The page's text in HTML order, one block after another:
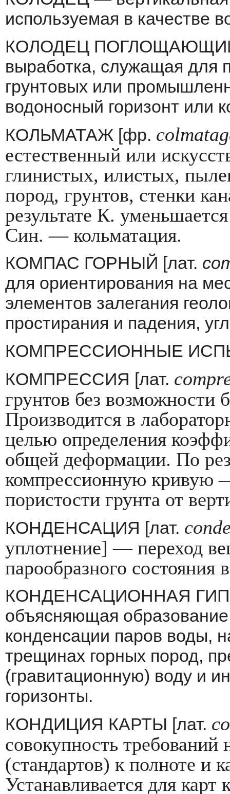
используемая в каче­стве
КОЛОДЕЦ ПОГЛОЩАЮЩИЙ
выработка, служащая для
грунтовых или
водоносный горизонт или
КОЛЬМАТАЖ [фр.
естественный или
глинистых, илистых,
пород, грунтов, стенки
результате К.
Син. — кольматация.
КОМПАС ГОРНЫЙ [лат.
для ори­ентирования на
элементов залегания
простирания и падения,
КОМПРЕССИОННЫЕ
КОМПРЕССИЯ [лат.
грунтов без возможности
Производится в
целью определения
общей деформации. По
компрессионную кривую
пористости грунта от
КОНДЕНСАЦИЯ [лат.
уплотнение] — пере­ход
парообразного состояния
КОНДЕНСАЦИОННАЯ
объясняющая
конденсации паров воды,
трещинах горных пород,
(гравитационную) воду и
горизонты.
КОНДИЦИЯ КАРТЫ [лат.
совокуп­ность
(стандартов) к полноте и
Устанавливается для карт